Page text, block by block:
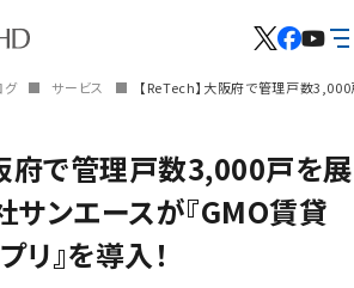
グ サービス 【ReTech】大阪府で管理戸数
府で管理戸数3,000戸を展
サンエースが『GMO賃貸
リ』を導入！